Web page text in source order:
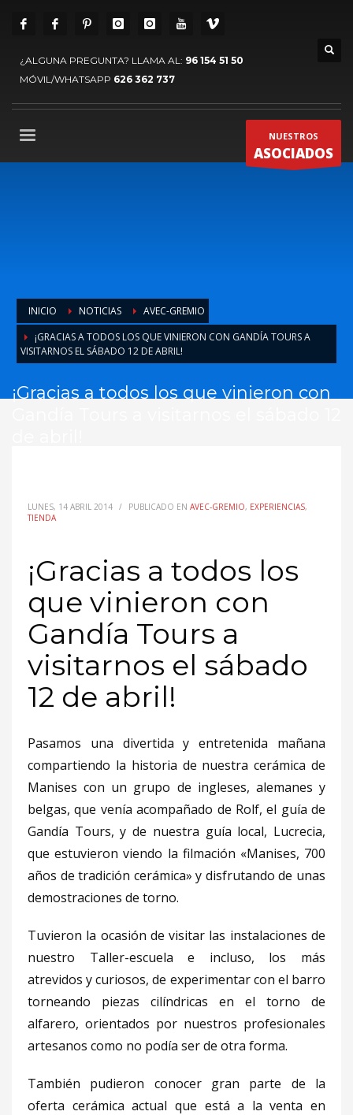
¿ALGUNA PREGUNTA? LLAMA AL: 96 154 51 50
MÓVIL/WHATSAPP 626 362 737
NUESTROS
ASOCIADOS
INICIO NOTICIAS
AVEC-GREMIO
¡GRACIAS A TODOS LOS QUE VINIERON CON GANDÍA TOURS A
VISITARNOS EL SÁBADO 12 DE ABRIL!
¡Gracias a todos los que vinieron con
LUNES, 14 ABRIL 2014 / PUBLICADO EN AVEC-GREMIO, EXPERIENCIAS,
TIENDA
¡Gracias a todos los
que vinieron con
Gandía Tours a
visitarnos el sábado
12 de abril!
Pasamos una divertida y entretenida mañana
compartiendo la historia de nuestra cerámica de
Manises con un grupo de ingleses, alemanes y
belgas, que venía acompañado de Rolf, el guía de
Gandía Tours, y de nuestra guía local, Lucrecia,
que estuvieron viendo la filmación «Manises, 700
años de tradición cerámica» y disfrutando de unas
demostraciones de torno.
Tuvieron la ocasión de visitar las instalaciones de
nuestro Taller-escuela e incluso, los más
atrevidos y curiosos, de experimentar con el barro
torneando piezas cilíndricas en el torno de
alfarero, orientados por nuestros profesionales
artesanos como no podía ser de otra forma.
También pudieron conocer gran parte de la
oferta cerámica actual que está a la venta en